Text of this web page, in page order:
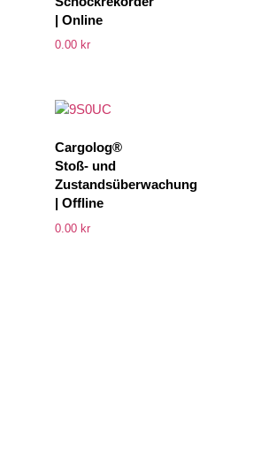
| Online
0.00 kr
Cargolog®
Stoß- und
Zustandsüberwachung
| Offline
0.00 kr